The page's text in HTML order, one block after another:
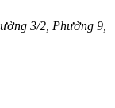
3/2, Phường 9,